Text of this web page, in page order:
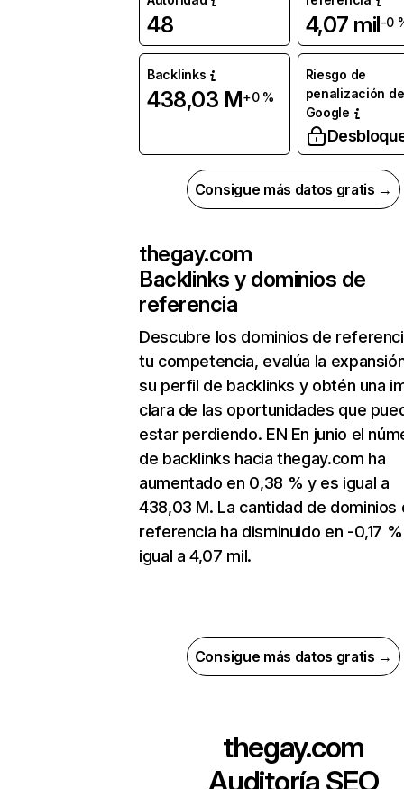
48 4,07 mil-0
Backlinks
438,03 M+0 %
Riesgo de
penalización de
Google
Consigue más datos gratis →
thegay.com
Backlinks y dominios de
referencia
Descubre los dominios de
tu competencia, evalúa la
su perfil de backlinks y obtén una
clara de las oportunidades que
estar perdiendo. EN En junio el
de backlinks hacia thegay.com ha
aumentado en 0,38 % y es igual a
438,03 M. La cantidad de dominios
referencia ha disminuido en -0,17
igual a 4,07 mil.
Consigue más datos gratis →
thegay.com
Auditoría SEO